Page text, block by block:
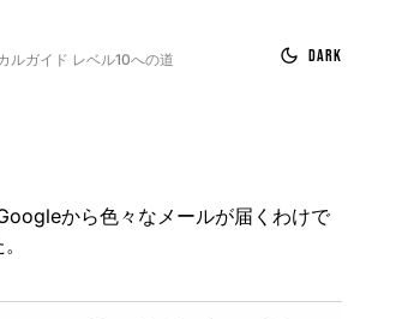
ルガイド レベル10への道
Dark
から色々なメールが届くわけで